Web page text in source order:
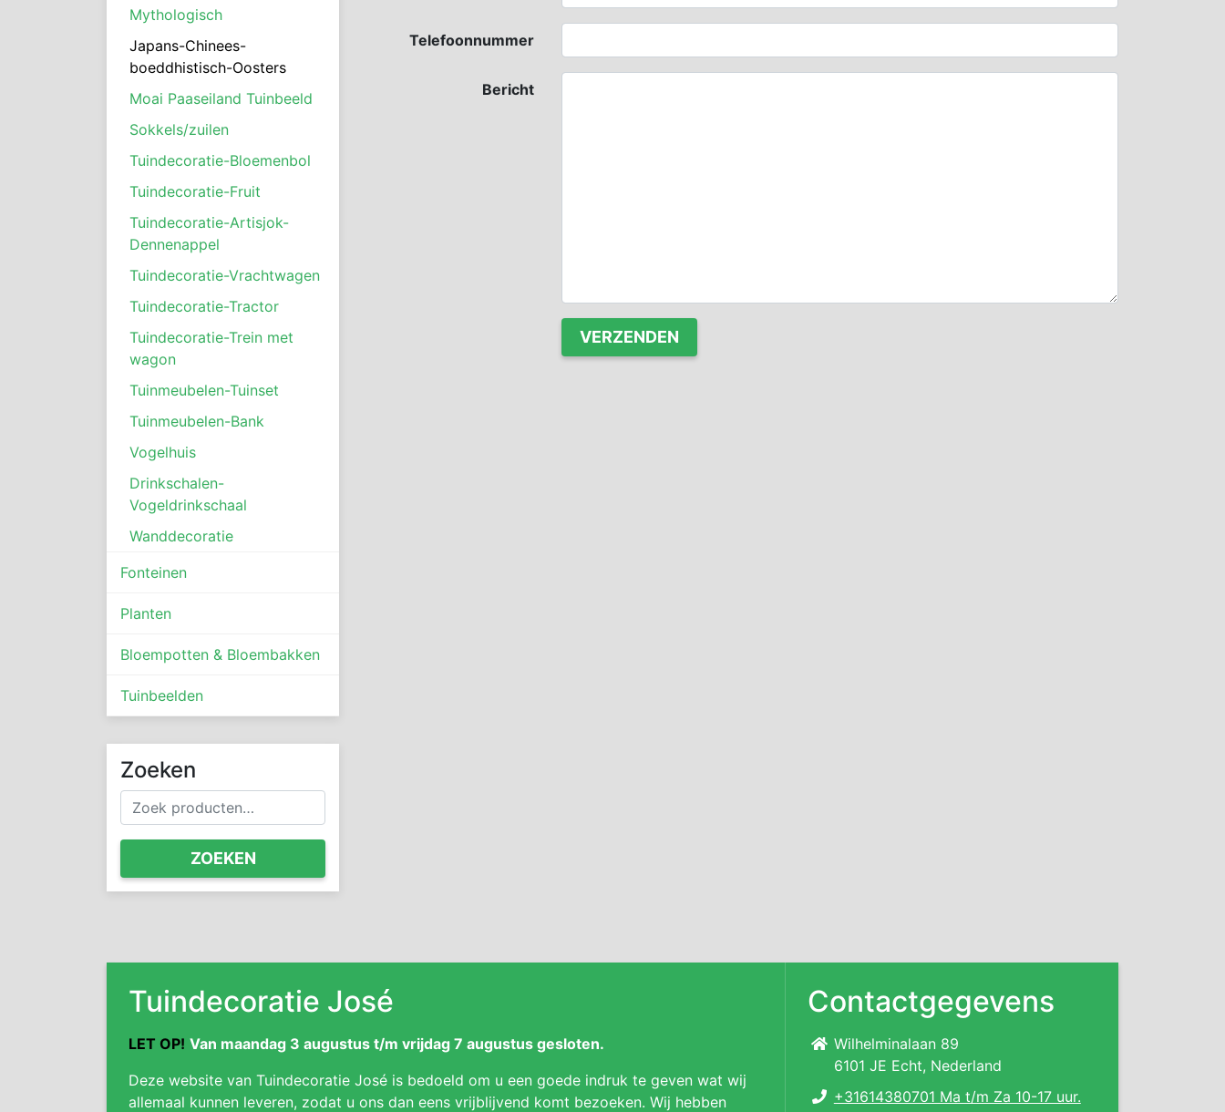
Mythologisch
Japans-Chinees-
boeddhistisch-Oosters
Moai Paaseiland Tuinbeeld
Sokkels/zuilen
Tuindecoratie-Bloemenbol
Tuindecoratie-Fruit
Tuindecoratie-Artisjok-
Dennenappel
Tuindecoratie-Vrachtwagen
Tuindecoratie-Tractor
Tuindecoratie-Trein met
wagon
Tuinmeubelen-Tuinset
Tuinmeubelen-Bank
Vogelhuis
Drinkschalen-
Vogeldrinkschaal
Wanddecoratie
Fonteinen
Planten
Bloempotten & Bloembakken
Tuinbeelden
Zoeken
Zoeken
naar:
ZOEKEN
Telefoonnummer
Bericht
Tuindecoratie José
LET OP! Van maandag 3 augustus t/m vrijdag 7 augustus gesloten.
Deze website van Tuindecoratie José is bedoeld om u een goede indruk te geven wat wij
allemaal kunnen leveren, zodat u ons dan eens vrijblijvend komt bezoeken. Wij hebben
Contactgegevens
Wilhelminalaan 89
6101 JE Echt, Nederland
+31614380701 Ma t/m Za 10-17 uur.